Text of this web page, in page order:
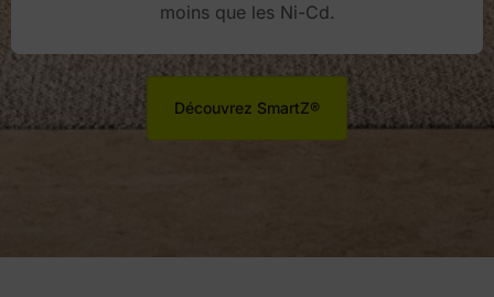
moins que les Ni-Cd.
Découvrez SmartZ®